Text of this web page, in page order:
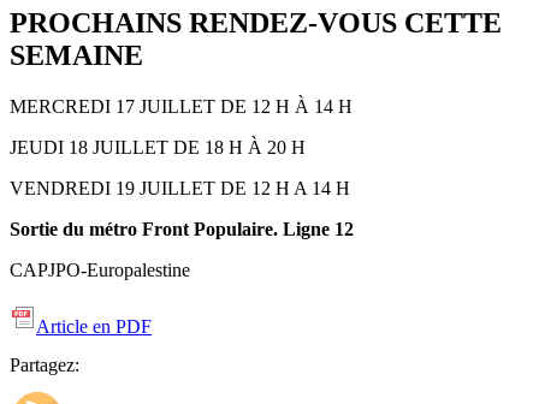
PROCHAINS RENDEZ-VOUS CETTE
SEMAINE
MERCREDI 17 JUILLET DE 12 H À 14 H
JEUDI 18 JUILLET DE 18 H À 20 H
VENDREDI 19 JUILLET DE 12 H A 14 H
Sortie du métro Front Populaire. Ligne 12
CAPJPO-Europalestine
Article en PDF
Partagez: